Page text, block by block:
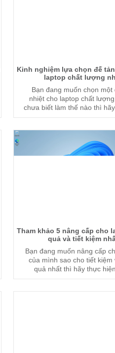
Kinh nghiệm lựa chọn đế
laptop chất lượng
Bạn đang muốn chọn một
nhiệt cho laptop chất
chưa biết làm thế nào thì
bài viết dưới đây của
Tham khảo 5 nâng cấp cho
quả và tiết kiệm
Bạn đang muốn nâng cấp
của mình sao cho tiết kiệm
quả nhất thì hãy thực
những chia sẻ dưới đây